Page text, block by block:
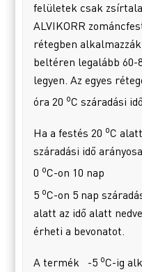
felületek csak
ALVIKORR
rétegben
beltéren legalább 60-
legyen. Az egyes
óra 20 oC száradási
Ha a festés 20 oC
száradási idő
0 oC-on 10 nap
5 oC-on 5 nap
alatt az idő alatt
érheti a bevonatot.
A termék -5 oC-ig